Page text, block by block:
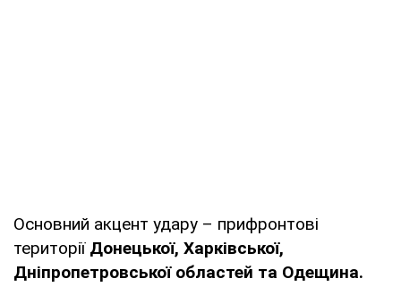
Основний акцент удару – прифронтові
території Донецької, Харківської,
Дніпропетровської областей та Одещина.